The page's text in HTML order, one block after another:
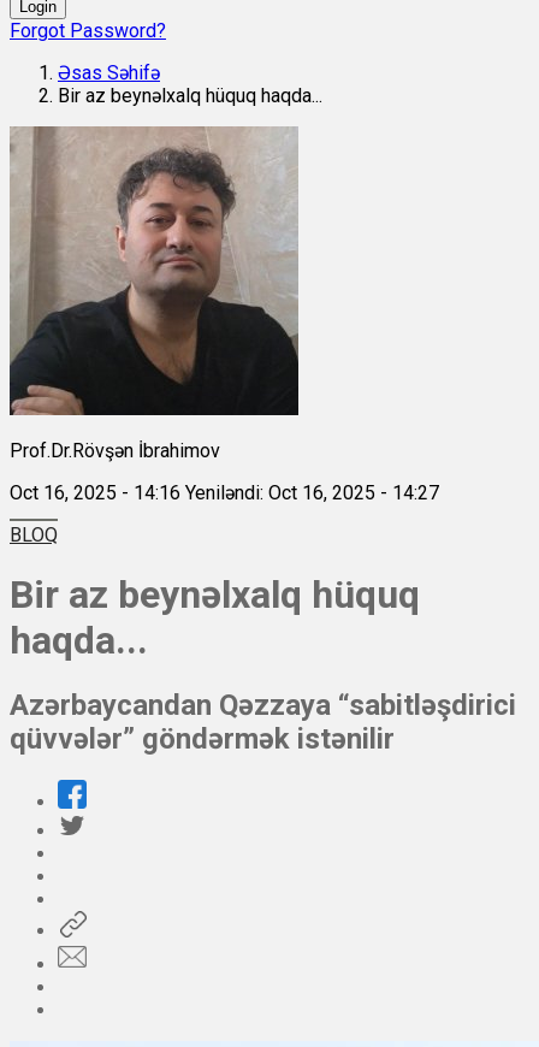
Login
Forgot Password?
Əsas Səhifə
Bir az beynəlxalq hüquq haqda...
Prof.Dr.Rövşən İbrahimov
Oct 16, 2025 - 14:16 Yeniləndi: Oct 16, 2025 - 14:27
BLOQ
Bir az beynəlxalq hüquq
haqda...
Azərbaycandan Qəzzaya “sabitləşdirici
qüvvələr” göndərmək istənilir